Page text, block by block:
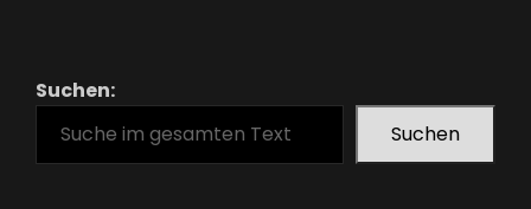
Suchen:
Suchen